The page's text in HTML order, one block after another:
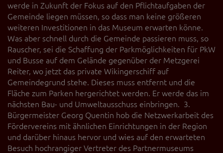
werde in Zukunft der Fokus auf den Pflichtaufgaben der
Gemeinde liegen müssen, so dass man keine größeren
weiteren Investitionen in das Museum erwarten könne.
Was aber schnell durch die Gemeinde passieren muss, so
Rauscher, sei die Schaffung der Parkmöglichkeiten für PkW
und Busse auf dem Gelände gegenüber der Metzgerei
Reiter, wo jetzt das private Wikingerschiff auf
Gemeindegrund stehe. Dieses muss entfernt und die
Fläche zum Parken hergerichtet werden. Er werde das im
nächsten Bau- und Umweltausschuss einbringen. 3.
Bürgermeister Georg Quentin hob die Netzwerkarbeit des
Fördervereins mit ähnlichen Einrichtungen in der Region
und darüber hinaus hervor und wies auf den erwarteten
Besuch hochrangiger Vertreter des Partnermuseums